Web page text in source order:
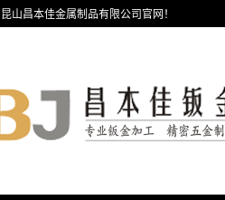
山昌本佳金属制品有限公司官网！